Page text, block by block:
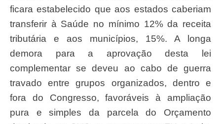
ficara estabelecido que aos estados caberiam
transferir à Saúde no mínimo 12% da receita
tributária e aos municípios, 15%. A longa
demora para a aprovação desta lei
complementar se deveu ao cabo de guerra
travado entre grupos organizados, dentro e
fora do Congresso, favoráveis à ampliação
pura e simples da parcela do Orçamento